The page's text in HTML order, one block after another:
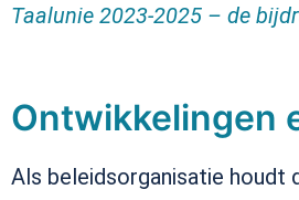
Taalunie 2023-2025 – de
Ontwikkelingen
Als beleidsorganisatie houdt